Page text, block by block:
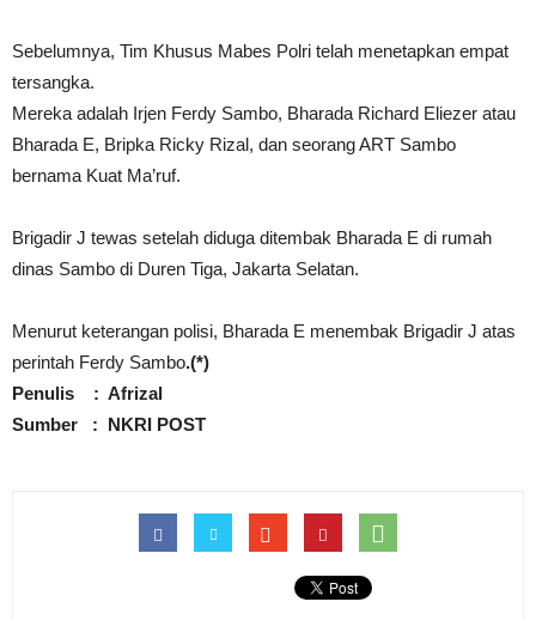
Sebelumnya, Tim Khusus Mabes Polri telah menetapkan empat
tersangka.
Mereka adalah Irjen Ferdy Sambo, Bharada Richard Eliezer atau
Bharada E, Bripka Ricky Rizal, dan seorang ART Sambo
bernama Kuat Ma’ruf.
Brigadir J tewas setelah diduga ditembak Bharada E di rumah
dinas Sambo di Duren Tiga, Jakarta Selatan.
Menurut keterangan polisi, Bharada E menembak Brigadir J atas
perintah Ferdy Sambo.(*)
Penulis : Afrizal
Sumber : NKRI POST